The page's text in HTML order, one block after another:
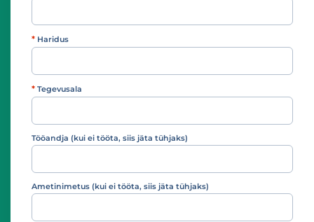
* Haridus
* Tegevusala
Tööandja (kui ei tööta, siis jäta tühjaks)
Ametinimetus (kui ei tööta, siis jäta tühjaks)